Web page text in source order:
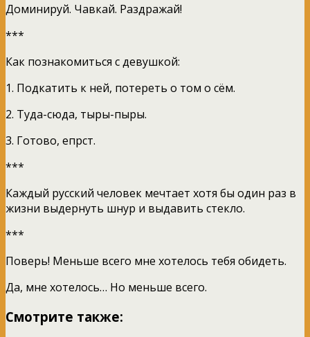
Доминируй. Чавкай. Раздражай!
***
Как познакомиться с девушкой:
1. Подкатить к ней, потереть о том о сём.
2. Туда-сюда, тыры-пыры.
3. Готово, епрст.
***
Каждый русский человек мечтает хотя бы один раз в
жизни выдернуть шнур и выдавить стекло.
***
Поверь! Меньше всего мне хотелось тебя обидеть.
Да, мне хотелось… Но меньше всего.
Смотрите также: